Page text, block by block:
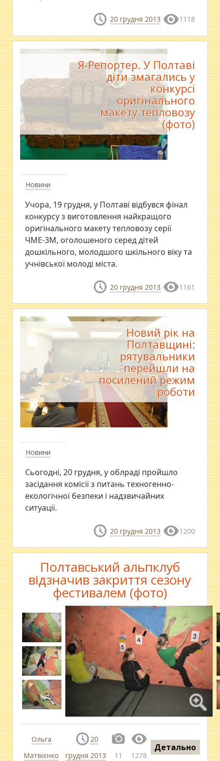
20 грудня 2013 1118
Новини
Я-Репортер. У Полтаві
діти змагались у
конкурсі
оригінального
макету тепловозу
(фото)
Учора, 19 грудня, у Полтаві відбувся фінал
конкурсу з виготовлення найкращого
оригінального макету тепловозу серії
ЧМЕ-3М, оголошеного серед дітей
дошкільного, молодшого шкільного віку та
учнівської молоді міста.
20 грудня 2013 1161
Новини
Новий рік на
Полтавщині:
рятувальники
перейшли на
посилений режим
роботи
Сьогодні, 20 грудня, у облраді пройшло
засідання комісії з питань техногенно-
екологічної безпеки і надзвичайних
ситуації.
20 грудня 2013 1200
Полтавський альпклуб
відзначив закриття сезону
фестивалем (фото)
Ольга
Матвієнко
20
грудня 2013
11 1278
Детально